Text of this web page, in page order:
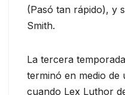
(Pasó tan rápido), y
Smith.
La tercera
terminó en medio
cuando Lex Luthor